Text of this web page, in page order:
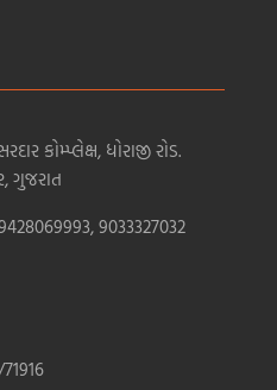
કોમ્પ્લેક્ષ, ધોરાજી રોડ.
ગુજરાત
9033327032